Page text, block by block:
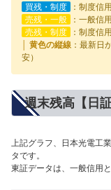
買残・制度
：制度信
売残・一般
：一般信
売残・制度
：制度信
│ 黄色の縦線 ：最新日
安）
週末残高【日
上記グラフ、日本光電工
タです。
東証データは、一般信用